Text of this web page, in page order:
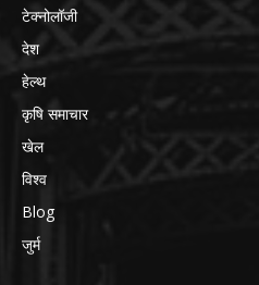
टेक्नोलॉजी
देश
हेल्थ
कृषि समाचार
खेल
विश्व
Blog
जुर्म